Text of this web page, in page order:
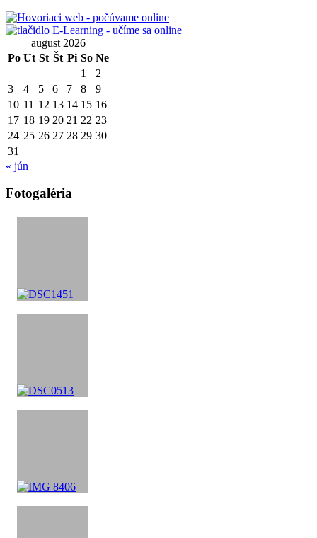
august 2026
Po Ut St Št Pi So Ne
1
2
3
4 5 6 7 8
9
10 11 12 13 14 15 16
17 18 19 20 21 22 23
24 25 26 27 28 29 30
31
« jún
Fotogaléria